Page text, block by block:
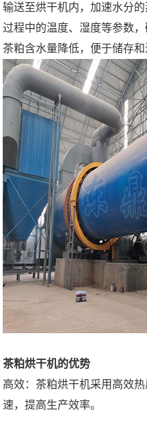
输送至烘干机内，加速水分
过程中的温度、湿度等参数
茶粕含水量降低，便于储存和
茶粕烘干机的优势
高效：茶粕烘干机采用高效
速，提高生产效率。